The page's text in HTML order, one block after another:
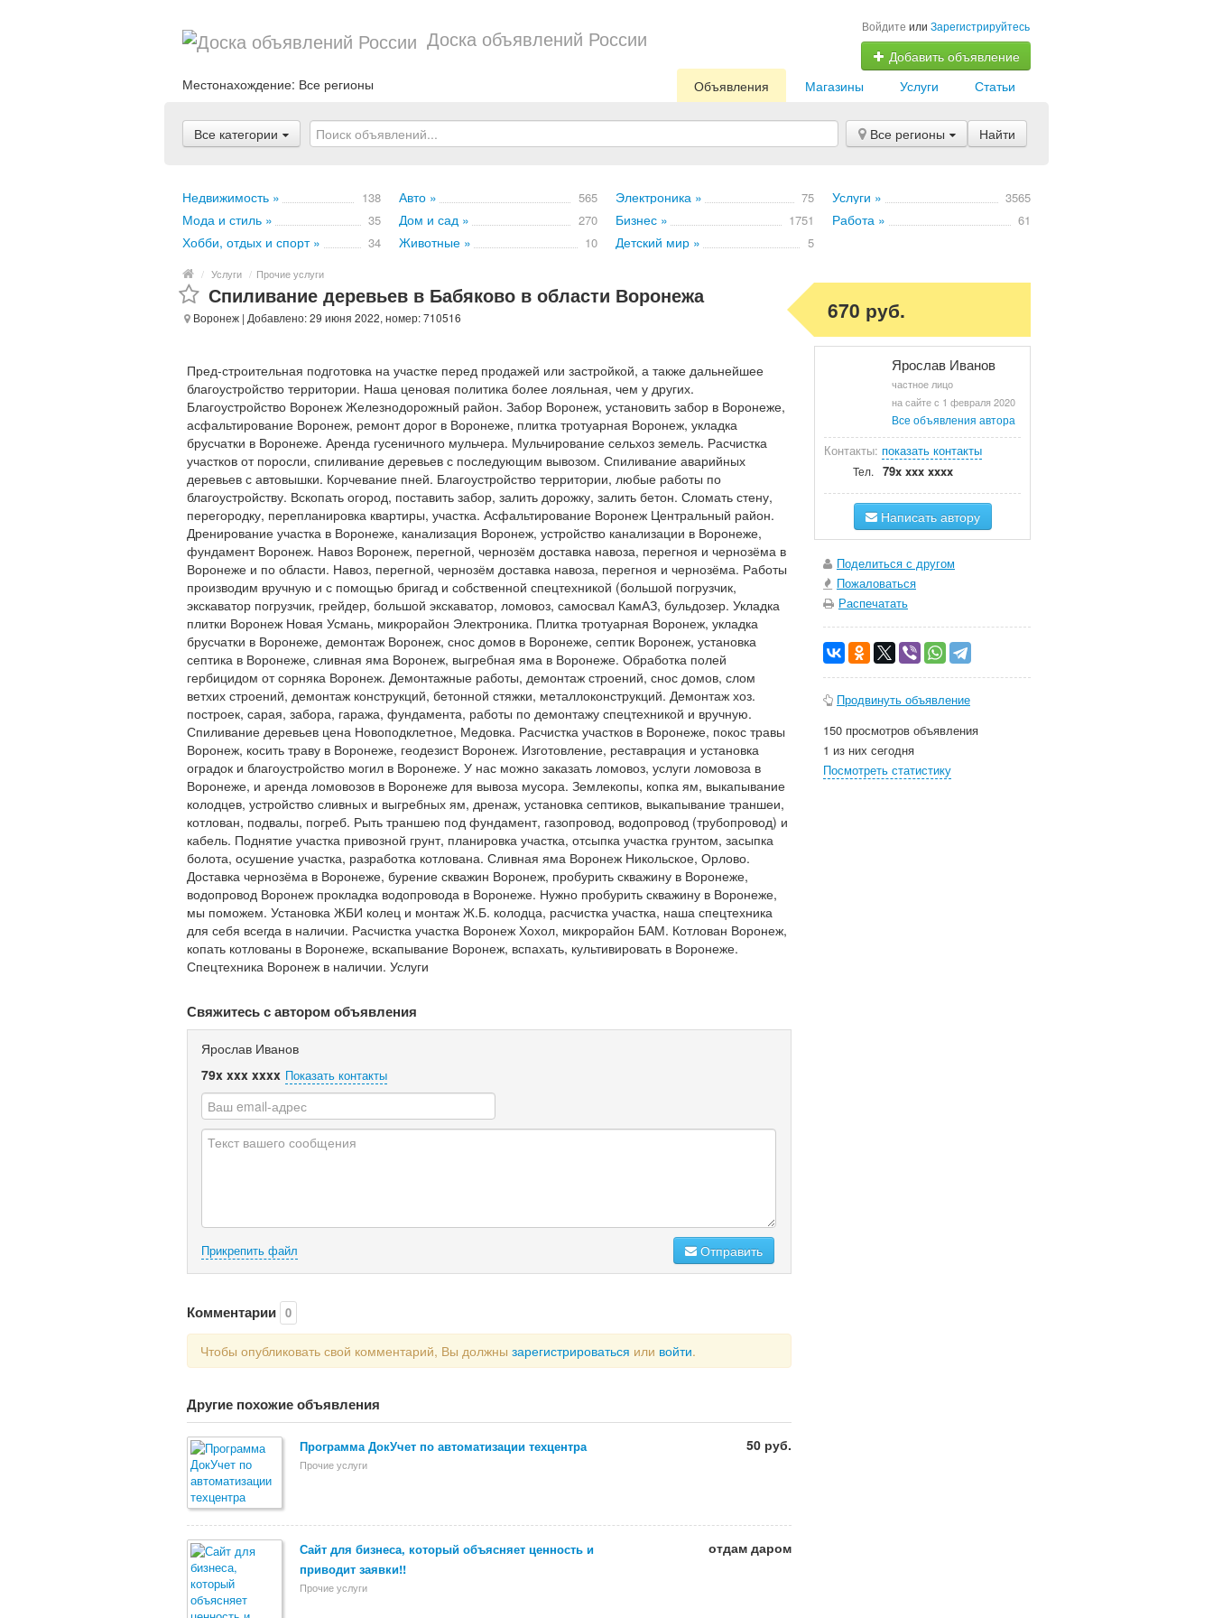
Доска объявлений России Войдите или Зарегистрируйтесь
Добавить объявление
Местонахождение: Все регионы Статьи
Услуги
Магазины
Объявления
Все категории Все регионы Найти
Недвижимость » 138 Авто » 565 Электроника » 75 Услуги » 3565
Мода и стиль » 35 Дом и сад » 270 Бизнес » 1751 Работа » 61
Хобби, отдых и спорт » 34 Животные » 10 Детский мир » 5
/ Услуги / Прочие услуги
Спиливание деревьев в Бабяково в области Воронежа
Воронеж | Добавлено: 29 июня 2022, номер: 710516
Пред-строительная подготовка на участке перед продажей или застройкой, а также дальнейшее
благоустройство территории. Наша ценовая политика более лояльная, чем у других.
Благоустройство Воронеж Железнодорожный район. Забор Воронеж, установить забор в Воронеже,
асфальтирование Воронеж, ремонт дорог в Воронеже, плитка тротуарная Воронеж, укладка
брусчатки в Воронеже. Аренда гусеничного мульчера. Мульчирование сельхоз земель. Расчистка
участков от поросли, спиливание деревьев с последующим вывозом. Спиливание аварийных
деревьев с автовышки. Корчевание пней. Благоустройство территории, любые работы по
благоустройству. Вскопать огород, поставить забор, залить дорожку, залить бетон. Сломать стену,
перегородку, перепланировка квартиры, участка. Асфальтирование Воронеж Центральный район.
Дренирование участка в Воронеже, канализация Воронеж, устройство канализации в Воронеже,
фундамент Воронеж. Навоз Воронеж, перегной, чернозём доставка навоза, перегноя и чернозёма в
Воронеже и по области. Навоз, перегной, чернозём доставка навоза, перегноя и чернозёма. Работы
производим вручную и с помощью бригад и собственной спецтехникой (большой погрузчик,
экскаватор погрузчик, грейдер, большой экскаватор, ломовоз, самосвал КамАЗ, бульдозер. Укладка
плитки Воронеж Новая Усмань, микрорайон Электроника. Плитка тротуарная Воронеж, укладка
брусчатки в Воронеже, демонтаж Воронеж, снос домов в Воронеже, септик Воронеж, установка
септика в Воронеже, сливная яма Воронеж, выгребная яма в Воронеже. Обработка полей
гербицидом от сорняка Воронеж. Демонтажные работы, демонтаж строений, снос домов, слом
ветхих строений, демонтаж конструкций, бетонной стяжки, металлоконструкций. Демонтаж хоз.
построек, сарая, забора, гаража, фундамента, работы по демонтажу спецтехникой и вручную.
Спиливание деревьев цена Новоподклетное, Медовка. Расчистка участков в Воронеже, покос травы
Воронеж, косить траву в Воронеже, геодезист Воронеж. Изготовление, реставрация и установка
оградок и благоустройство могил в Воронеже. У нас можно заказать ломовоз, услуги ломовоза в
Воронеже, и аренда ломовозов в Воронеже для вывоза мусора. Землекопы, копка ям, выкапывание
колодцев, устройство сливных и выгребных ям, дренаж, установка септиков, выкапывание траншеи,
котлован, подвалы, погреб. Рыть траншею под фундамент, газопровод, водопровод (трубопровод) и
кабель. Поднятие участка привозной грунт, планировка участка, отсыпка участка грунтом, засыпка
болота, осушение участка, разработка котлована. Сливная яма Воронеж Никольское, Орлово.
Доставка чернозёма в Воронеже, бурение скважин Воронеж, пробурить скважину в Воронеже,
водопровод Воронеж прокладка водопровода в Воронеже. Нужно пробурить скважину в Воронеже,
мы поможем. Установка ЖБИ колец и монтаж Ж.Б. колодца, расчистка участка, наша спецтехника
для себя всегда в наличии. Расчистка участка Воронеж Хохол, микрорайон БАМ. Котлован Воронеж,
копать котлованы в Воронеже, вскапывание Воронеж, вспахать, культивировать в Воронеже.
Спецтехника Воронеж в наличии. Услуги
Свяжитесь с автором объявления
Ярослав Иванов
79x xxx xxxx Показать контакты
Прикрепить файл Отправить
Комментарии 0
Чтобы опубликовать свой комментарий, Вы должны зарегистрироваться или войти.
Другие похожие объявления
Программа ДокУчет по автоматизации техцентра
Прочие услуги
50 руб.
Сайт для бизнеса, который объясняет ценность и
приводит заявки!!
Прочие услуги
отдам даром
670 руб.
Ярослав Иванов
частное лицо
на сайте с 1 февраля 2020
Все объявления автора
Контакты: показать контакты
Тел. 79x xxx xxxx
Написать автору
Поделиться с другом
Пожаловаться
Распечатать
Продвинуть объявление
150 просмотров объявления
1 из них сегодня
Посмотреть статистику